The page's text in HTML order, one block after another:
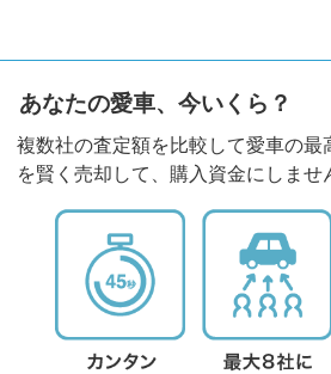
あなたの愛車、今いくら？
複数社の査定額を比較して愛車の最
を賢く売却して、購入資金にしませ